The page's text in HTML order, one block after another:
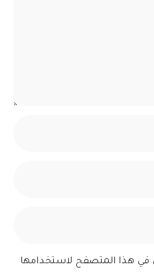
في هذا المتصفح لاستخدامها